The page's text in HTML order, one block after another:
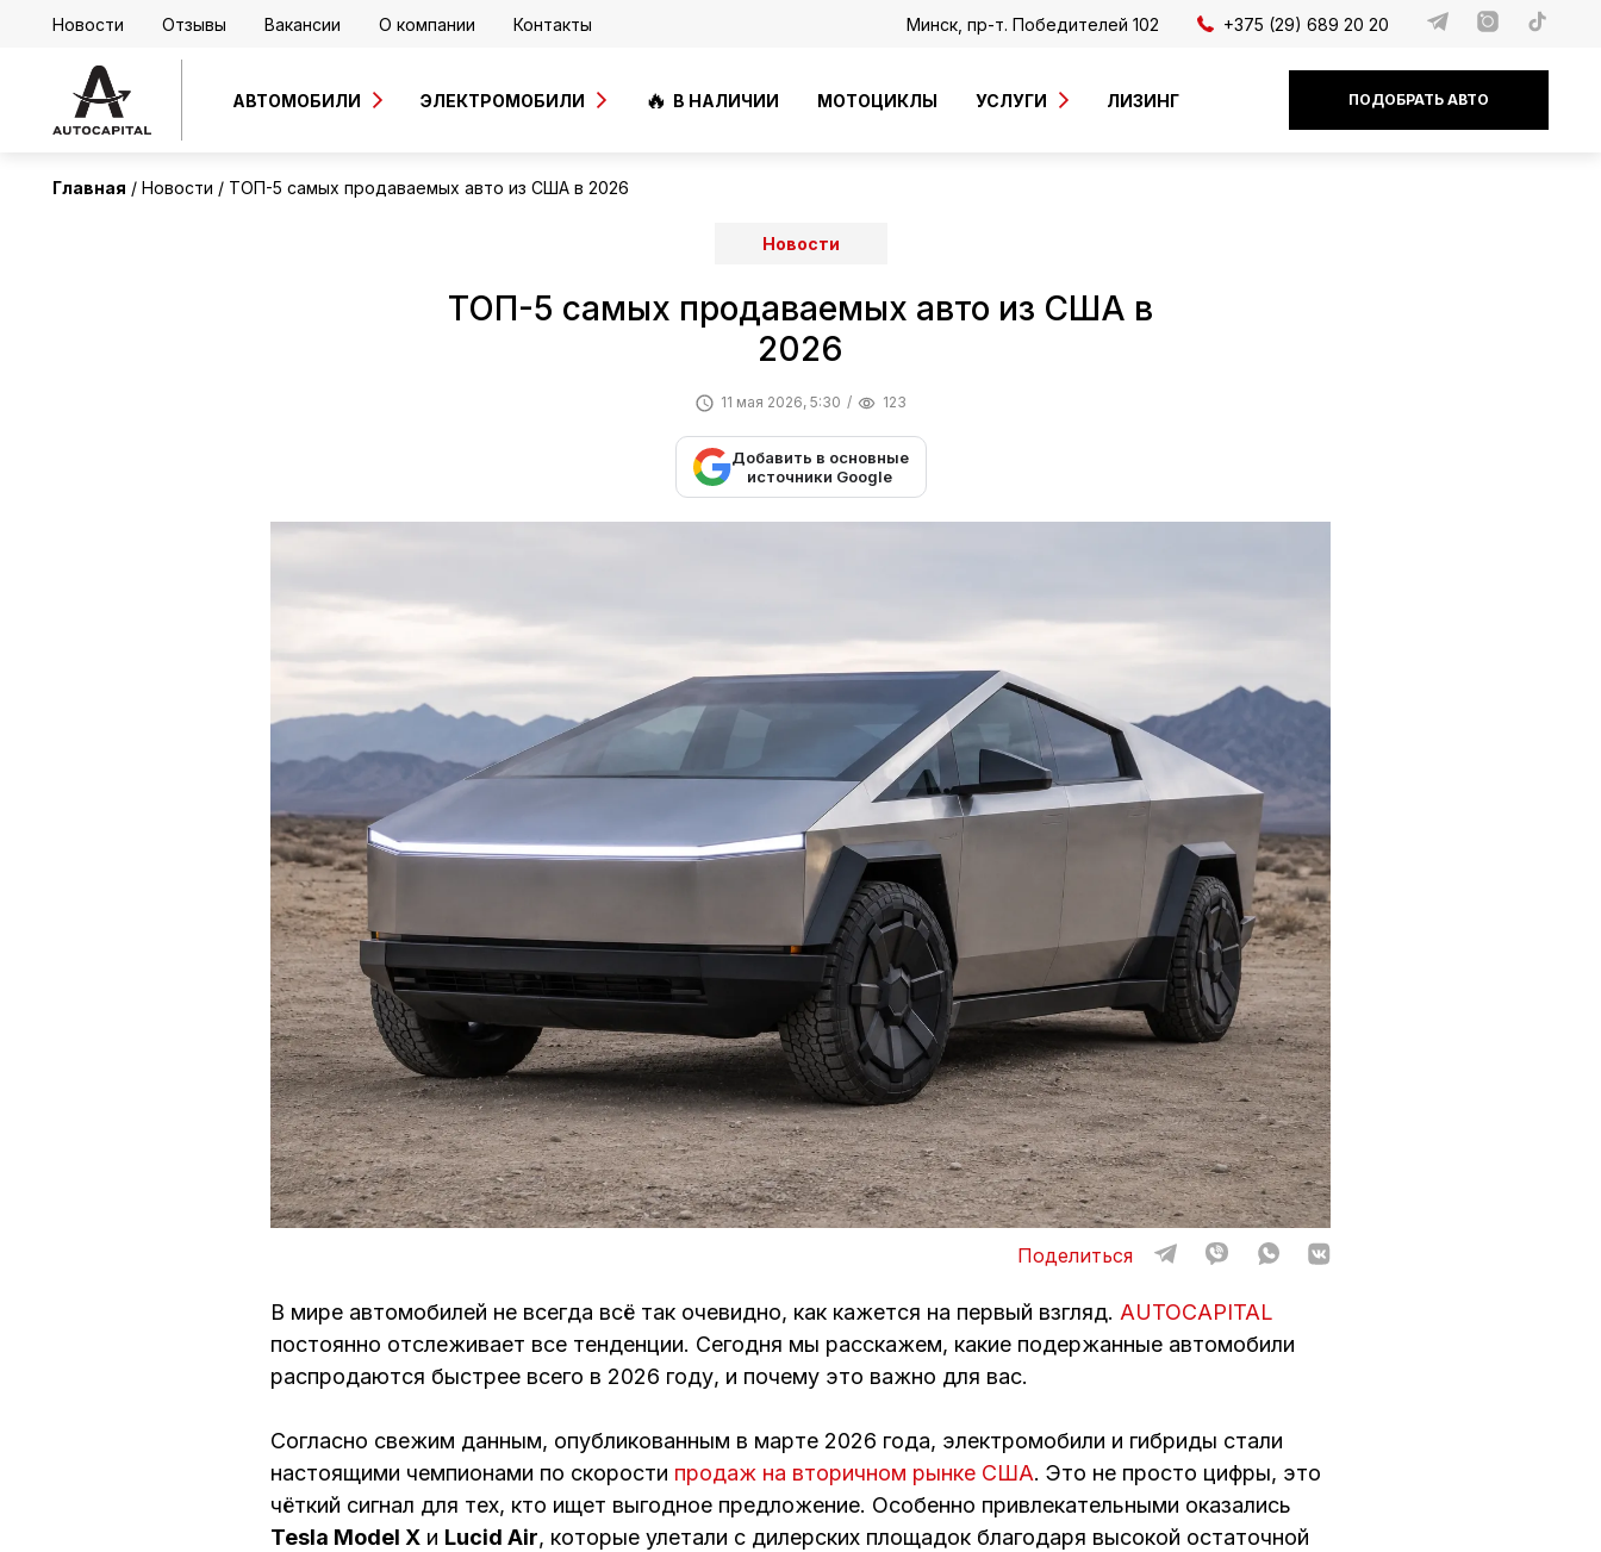
Новости Отзывы Вакансии О компании Контакты Минск, пр-т. Победителей 102 +375 (29) 689 20 20
АВТОМОБИЛИ ЭЛЕКТРОМОБИЛИ В НАЛИЧИИ МОТОЦИКЛЫ УСЛУГИ ЛИЗИНГ ПОДОБРАТЬ АВТО
Главная Новости ТОП-5 самых продаваемых авто из США в 2026
Новости
ТОП-5 самых продаваемых авто из США в
2026
11 мая 2026, 5:30 123
Добавить в основные
источники Google
Поделиться
В мире автомобилей не всегда всё так очевидно, как кажется на первый взгляд. AUTOCAPITAL
постоянно отслеживает все тенденции. Сегодня мы расскажем, какие подержанные автомобили
распродаются быстрее всего в 2026 году, и почему это важно для вас.
Согласно свежим данным, опубликованным в марте 2026 года, электромобили и гибриды стали
настоящими чемпионами по скорости продаж на вторичном рынке США. Это не просто цифры, это
чёткий сигнал для тех, кто ищет выгодное предложение. Особенно привлекательными оказались
Tesla Model X и Lucid Air, которые улетали с дилерских площадок благодаря высокой остаточной